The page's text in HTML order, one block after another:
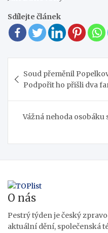
Sdílejte článek
pro
příspěvek
Soud přeměnil
Podpořit ho přišli dva
Vážná nehoda osobáku
O nás
Pestrý týden je český
aktuální dění, společenská